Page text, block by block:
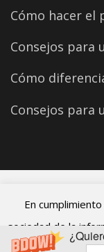
Cómo hacer el
Consejos para
Cómo
Consejos para
En
sociedad de la
el blog de Carles